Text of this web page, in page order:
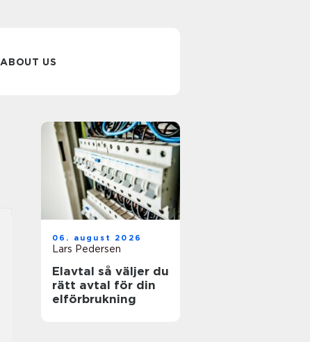
ABOUT US
06. august 2026
Lars Pedersen
Elavtal så väljer du
rätt avtal för din
elförbrukning